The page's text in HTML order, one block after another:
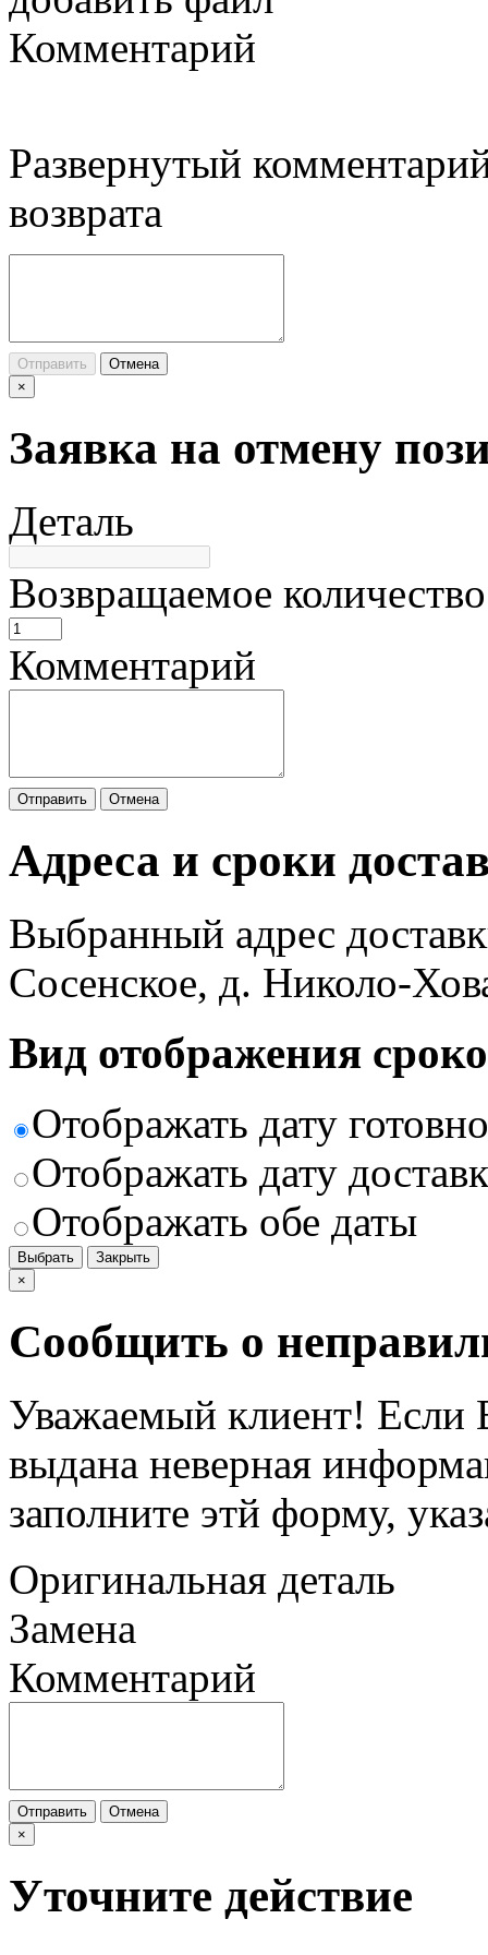
Комментарий
Развернутый
возврата
Отправить
Отмена
×
Заявка на отмену
Деталь
Возвращаемое количество
Комментарий
Отправить Отмена
Адреса и сроки
Выбранный адрес
Сосенское, д. Николо-
Вид отображения
Отображать дату
Отображать дату
Отображать обе даты
Выбрать
Закрыть
×
Сообщить о
Уважаемый клиент! Если
выдана неверная
заполните этй форму,
Оригинальная деталь
Замена
Комментарий
Отправить
Отмена
×
Уточните действие